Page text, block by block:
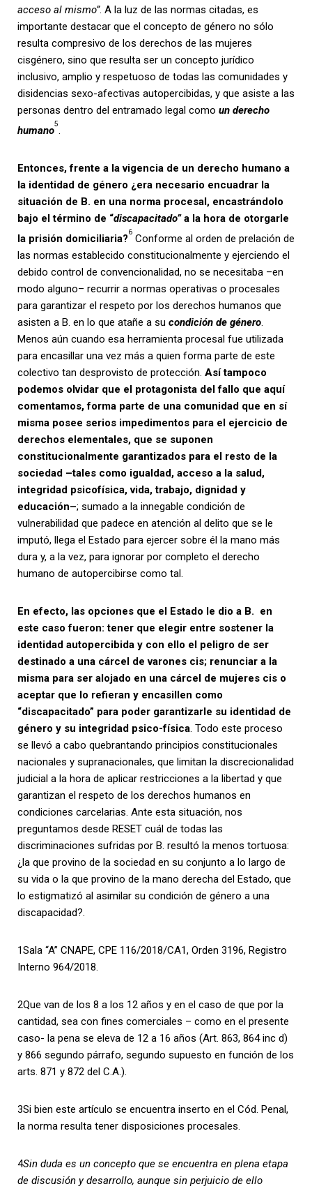
acceso al mismo”. A la luz de las normas citadas, es
importante destacar que el concepto de género no sólo
resulta compresivo de los derechos de las mujeres
cisgénero, sino que resulta ser un concepto jurídico
inclusivo, amplio y respetuoso de todas las comunidades y
disidencias sexo-afectivas autopercibidas, y que asiste a las
personas dentro del entramado legal como un derecho
humano
5
.
Entonces, frente a la vigencia de un derecho humano a
la identidad de género ¿era necesario encuadrar la
situación de B. en una norma procesal, encastrándolo
bajo el término de “discapacitado”a la hora de otorgarle
la prisión domiciliaria?
6
Conforme al orden de prelación de
las normas establecido constitucionalmente y ejerciendo el
debido control de convencionalidad, no se necesitaba –en
modo alguno– recurrir a normas operativas o procesales
para garantizar el respeto por los derechos humanos que
asisten a B. en lo que atañe a su condición de género.
Menos aún cuando esa herramienta procesal fue utilizada
para encasillar una vez más a quien forma parte de este
colectivo tan desprovisto de protección. Así tampoco
podemos olvidar que el protagonista del fallo que aquí
comentamos, forma parte de una comunidad que en sí
misma posee serios impedimentos para el ejercicio de
derechos elementales, que se suponen
constitucionalmente garantizados para el resto de la
sociedad –tales como igualdad, acceso a la salud,
integridad psicofísica, vida, trabajo, dignidad y
educación–; sumado a la innegable condición de
vulnerabilidad que padece en atención al delito que se le
imputó, llega el Estado para ejercer sobre él la mano más
dura y, a la vez, para ignorar por completo el derecho
humano de autopercibirse como tal.
En efecto, las opciones que el Estado le dio a B. en
este caso fueron: tener que elegir entre sostener la
identidad autopercibida y con ello el peligro de ser
destinado a una cárcel de varones cis; renunciar a la
misma para ser alojado en una cárcel de mujeres cis o
aceptar que lo refieran y encasillen como
“discapacitado” para poder garantizarle su identidad de
género y su integridad psico-física. Todo este proceso
se llevó a cabo quebrantando principios constitucionales
nacionales y supranacionales, que limitan la discrecionalidad
judicial a la hora de aplicar restricciones a la libertad y que
garantizan el respeto de los derechos humanos en
condiciones carcelarias. Ante esta situación, nos
preguntamos desde RESET cuál de todas las
discriminaciones sufridas por B. resultó la menos tortuosa:
¿la que provino de la sociedad en su conjunto a lo largo de
su vida o la que provino de la mano derecha del Estado, que
lo estigmatizó al asimilar su condición de género a una
discapacidad?.
1Sala “A” CNAPE, CPE 116/2018/CA1, Orden 3196, Registro
Interno 964/2018.
2Que van de los 8 a los 12 años y en el caso de que por la
cantidad, sea con fines comerciales – como en el presente
caso- la pena se eleva de 12 a 16 años (Art. 863, 864 inc d)
y 866 segundo párrafo, segundo supuesto en función de los
arts. 871 y 872 del C.A.).
3Si bien este artículo se encuentra inserto en el Cód. Penal,
la norma resulta tener disposiciones procesales.
4Sin duda es un concepto que se encuentra en plena etapa
de discusión y desarrollo, aunque sin perjuicio de ello